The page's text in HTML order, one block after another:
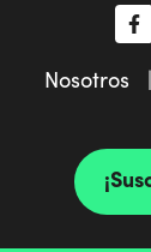
Nosotros